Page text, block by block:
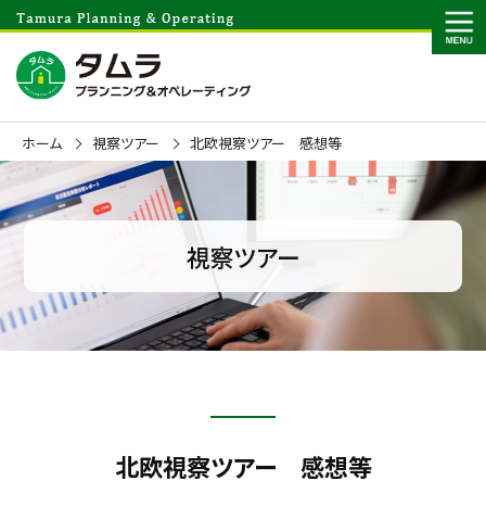
ホーム 視察ツアー 北欧視察ツアー 感想等
視察ツアー
北欧視察ツアー 感想等